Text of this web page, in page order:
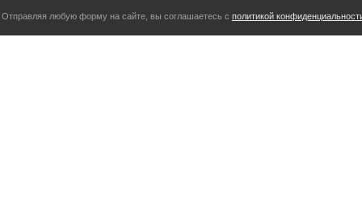
Отправляя любую форму на сайте, вы соглашаетесь с политикой